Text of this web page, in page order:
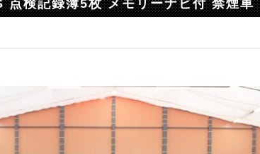
点検記録簿5枚 メモリーナビ付 禁煙車